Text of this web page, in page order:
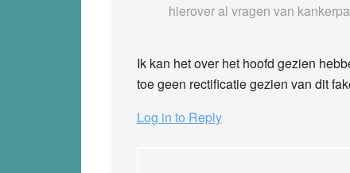
hierover al vragen van
Ik kan het over het hoofd gezien
toe geen rectificatie gezien van dit
Log in to Reply